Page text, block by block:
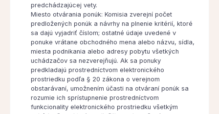
predchádzajúcej vety.
Miesto otvárania ponúk: Komisia zverejní počet
predložených ponúk a návrhy na plnenie kritérií, ktoré
sa dajú vyjadriť číslom; ostatné údaje uvedené v
ponuke vrátane obchodného mena alebo názvu, sídla,
miesta podnikania alebo adresy pobytu všetkých
uchádzačov sa nezverejňujú. Ak sa ponuky
predkladajú prostredníctvom elektronického
prostriedku podľa § 20 zákona o verejnom
obstarávaní, umožnením účasti na otváraní ponúk sa
rozumie ich sprístupnenie prostredníctvom
funkcionality elektronického prostriedku všetkým